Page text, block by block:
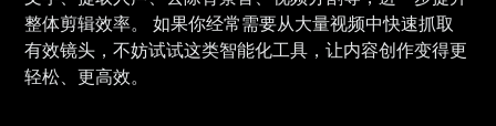
整体剪辑效率。 如果你经常需要从大量视频中快速抓取
有效镜头，不妨试试这类智能化工具，让内容创作变得更
轻松、更高效。